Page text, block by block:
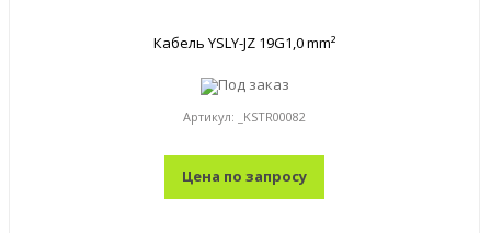
Кабель YSLY-JZ 19G1,0 mm²
Под заказ
Артикул: _KSTR00082
Цена по запросу